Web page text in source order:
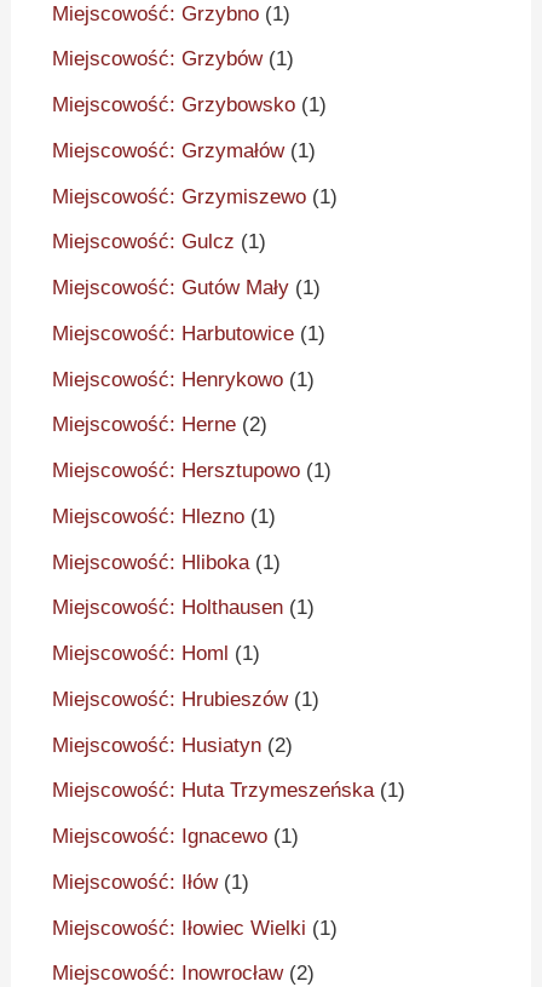
Miejscowość: Grzybno (1)
Miejscowość: Grzybów(1)
Miejscowość: Grzybowsko (1)
Miejscowość: Grzymałów(1)
Miejscowość: Grzymiszewo (1)
Miejscowość: Gulcz (1)
Miejscowość: Gutów Mały (1)
Miejscowość: Harbutowice (1)
Miejscowość: Henrykowo (1)
Miejscowość: Herne (2)
Miejscowość: Hersztupowo (1)
Miejscowość: Hlezno (1)
Miejscowość: Hliboka (1)
Miejscowość: Holthausen (1)
Miejscowość: Homl (1)
Miejscowość: Hrubieszów(1)
Miejscowość: Husiatyn (2)
Miejscowość: Huta Trzymeszeńska(1)
Miejscowość: Ignacewo (1)
Miejscowość: Iłów(1)
Miejscowość: Iłowiec Wielki (1)
Miejscowość: Inowrocław(2)